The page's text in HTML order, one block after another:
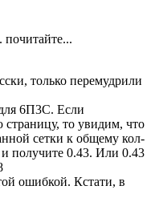
почитайте...
только перемудрили
6П3С. Если
страницу, то увидим, что
сетки к общему кол-
и получите 0.43. Или 0.43
ошибкой. Кстати, в